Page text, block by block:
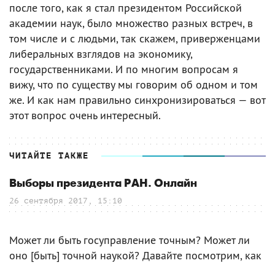
после того, как я стал президентом Российской
академии наук, было множество разных встреч, в
том числе и с людьми, так скажем, приверженцами
либеральных взглядов на экономику,
государственниками. И по многим вопросам я
вижу, что по существу мы говорим об одном и том
же. И как нам правильно синхронизироваться — вот
этот вопрос очень интересный.
ЧИТАЙТЕ ТАКЖЕ
Выборы президента РАН. Онлайн
26 сентября 2017, 15:10
Может ли быть госуправление точным? Может ли
оно [быть] точной наукой? Давайте посмотрим, как